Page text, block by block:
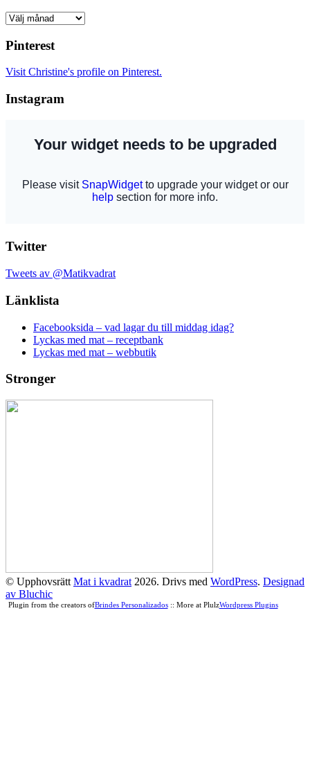
Arkiv
Pinterest
Visit Christine's profile on Pinterest.
Instagram
Twitter
Tweets av @Matikvadrat
Länklista
Facebooksida – vad lagar du till middag idag?
Lyckas med mat – receptbank
Lyckas med mat – webbutik
Stronger
© Upphovsrätt Mat i kvadrat 2026. Drivs med WordPress. Designad
av Bluchic
Plugin from the creators ofBrindes Personalizados:: More at PlulzWordpress Plugins